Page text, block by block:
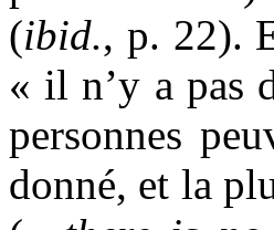
(ibid., p. 22).
« il n’y a pas
personnes
donné, et la